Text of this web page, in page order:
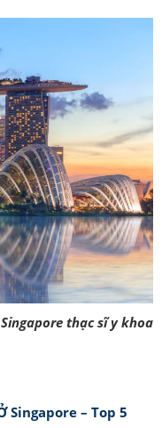
thạc sĩ y khoa
Singapore – Top 5